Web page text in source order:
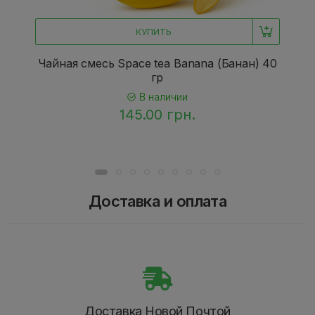
КУПИТЬ
Чайная смесь Space tea Banana (Банан) 40
гр
В наличии
145.00 грн.
Доставка и оплата
Доставка Новой Почтой